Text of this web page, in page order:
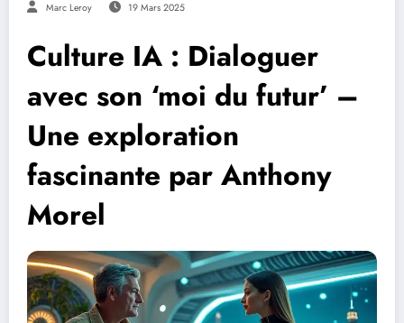
Marc Leroy 19 Mars 2025
Culture IA : Dialoguer
avec son ‘moi du futur’ –
Une exploration
fascinante par Anthony
Morel